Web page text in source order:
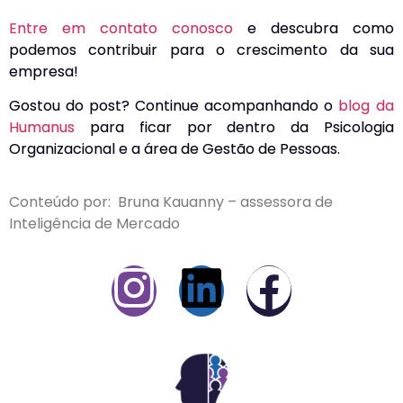
Entre em contato conosco e descubra como
podemos contribuir para o crescimento da sua
empresa!
Gostou do post? Continue acompanhando o blog da
Humanus para ficar por dentro da Psicologia
Organizacional e a área de Gestão de Pessoas.
Conteúdo por: Bruna Kauanny – assessora de
Inteligência de Mercado